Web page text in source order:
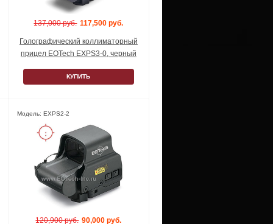
137,000 руб. 117,500 руб.
Голографический коллиматорный
прицел EOTech EXPS3-0, черный
КУПИТЬ
Модель: EXPS2-2
120,900 руб. 90,000 руб.